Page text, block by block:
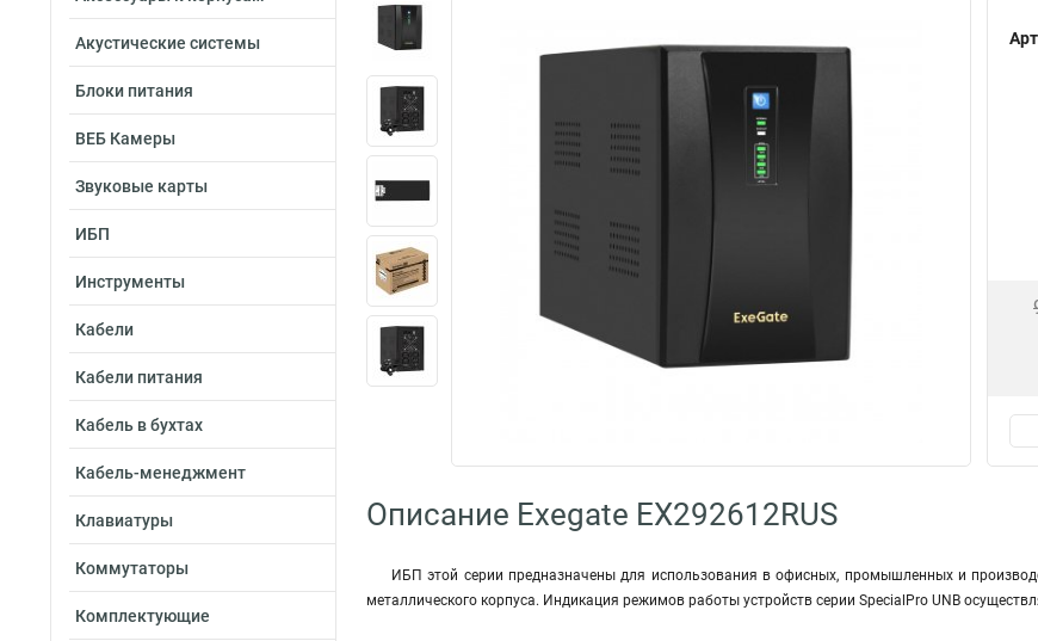
Акустические системы
Блоки питания
ВЕБ Камеры
Звуковые карты
ИБП
Инструменты
Кабели
Кабели питания
Кабель в бухтах
Кабель-менеджмент
Клавиатуры
Коммутаторы
Комплектующие
Описание Exegate EX292612RUS
ИБП этой серии предназначены для использования в офисных, промышленных и
металлического корпуса. Индикация режимов работы устройств серии SpecialPro UNB